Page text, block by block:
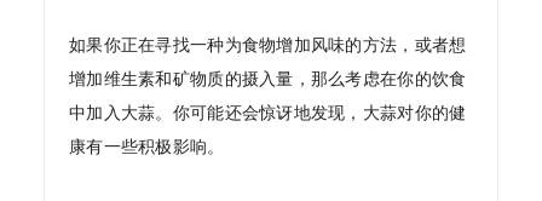
如果你正在寻找一种为食物增加风味的方法，或者想
增加维生素和矿物质的摄入量，那么考虑在你的饮食
中加入大蒜。你可能还会惊讶地发现，大蒜对你的健
康有一些积极影响。